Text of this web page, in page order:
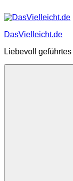
Inhalt
DasVielleicht.de
Liebevoll